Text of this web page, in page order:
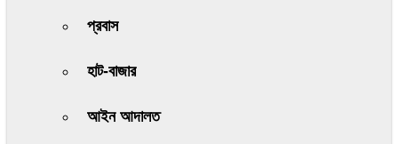
প্রবাস
হাট-বাজার
আইন আদালত